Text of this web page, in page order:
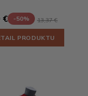
€ -50% 13,37 €
PRODUKTU